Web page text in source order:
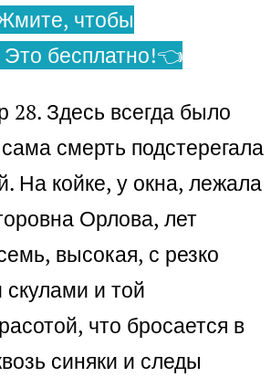
чтобы
Это бесплатно!👈
28. Здесь всегда было
смерть подстерегала
На койке, у окна, лежала
Орлова, лет
высокая, с резко
и той
что бросается в
синяки и следы